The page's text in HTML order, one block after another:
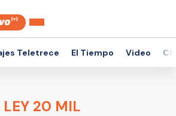
Teletrece El Tiempo Video
LEY 20 MIL